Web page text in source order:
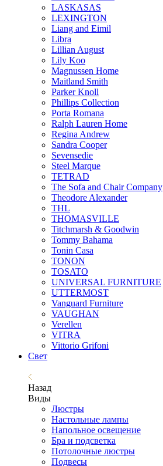
LASKASAS
LEXINGTON
Liang and Eimil
Libra
Lillian August
Lily Koo
Magnussen Home
Maitland Smith
Parker Knoll
Phillips Collection
Porta Romana
Ralph Lauren Home
Regina Andrew
Sandra Cooper
Sevensedie
Steel Marque
TETRAD
The Sofa and Chair Company
Theodore Alexander
THL
THOMASVILLE
Titchmarsh & Goodwin
Tommy Bahama
Tonin Casa
TONON
TOSATO
UNIVERSAL FURNITURE
UTTERMOST
Vanguard Furniture
VAUGHAN
Verellen
VITRA
Vittorio Grifoni
Свет
Назад
Виды
Люстры
Настольные лампы
Напольное освещение
Бра и подсветка
Потолочные люстры
Подвесы